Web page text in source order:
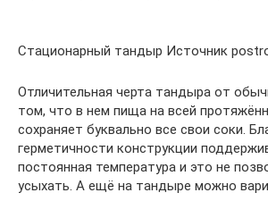
Стационарный тандыр Источник
Отличительная черта тандыра от
том, что в нем пища на всей
сохраняет буквально все свои соки.
герметичности конструкции
постоянная температура и это не
усыхать. А ещё на тандыре можно